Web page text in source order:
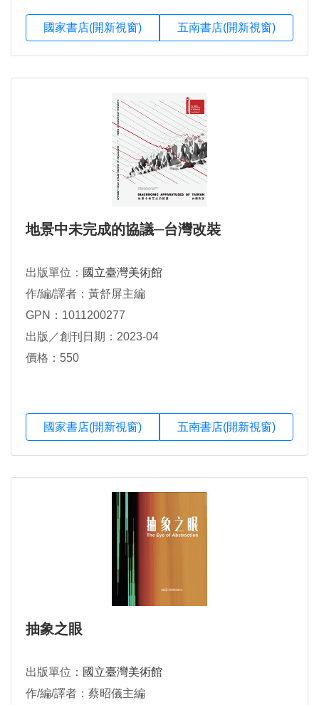
國家書店(開新視窗) 五南書店(開新視窗)
地景中未完成的協議─台灣改裝
出版單位： 國立臺灣美術館
作/編/譯者：黃舒屏主編
GPN：1011200277
出版／創刊日期：2023-04
價格：550
國家書店(開新視窗) 五南書店(開新視窗)
抽象之眼
出版單位： 國立臺灣美術館
作/編/譯者：蔡昭儀主編